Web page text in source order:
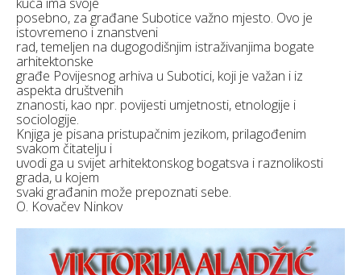
posebno, za građane Subotice važno mjesto. Ovo je
istovremeno i znanstveni
rad, temeljen na dugogodišnjim istraživanjima bogate
arhitektonske
građe Povijesnog arhiva u Subotici, koji je važan i iz
aspekta društvenih
znanosti, kao npr. povijesti umjetnosti, etnologije i
sociologije.
Knjiga je pisana pristupačnim jezikom, prilagođenim
svakom čitatelju i
uvodi ga u svijet arhitektonskog bogatsva i raznolikosti
grada, u kojem
svaki građanin može prepoznati sebe.
O. Kovačev Ninkov